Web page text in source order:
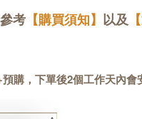
考 【購買須知】 以及
購，下單後2個工作天內會